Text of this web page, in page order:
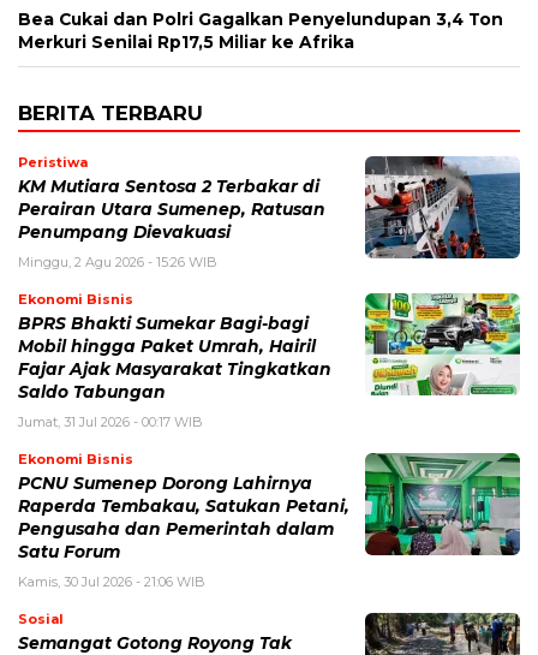
Bea Cukai dan Polri Gagalkan Penyelundupan 3,4 Ton
Merkuri Senilai Rp17,5 Miliar ke Afrika
BERITA TERBARU
Peristiwa
KM Mutiara Sentosa 2 Terbakar di
Perairan Utara Sumenep, Ratusan
Penumpang Dievakuasi
Minggu, 2 Agu 2026 - 15:26 WIB
Ekonomi Bisnis
BPRS Bhakti Sumekar Bagi-bagi
Mobil hingga Paket Umrah, Hairil
Fajar Ajak Masyarakat Tingkatkan
Saldo Tabungan
Jumat, 31 Jul 2026 - 00:17 WIB
Ekonomi Bisnis
PCNU Sumenep Dorong Lahirnya
Raperda Tembakau, Satukan Petani,
Pengusaha dan Pemerintah dalam
Satu Forum
Kamis, 30 Jul 2026 - 21:06 WIB
Sosial
Semangat Gotong Royong Tak